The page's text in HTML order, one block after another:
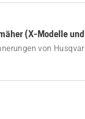
(X-Modelle
von
Diese Anleitung